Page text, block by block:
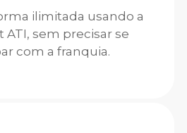
ilimitada usando a
ATI, sem precisar se
com a franquia.